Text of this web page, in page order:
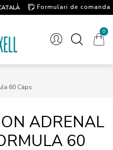
Formulari de comanda
0
60 Càps
ADRENAL
60